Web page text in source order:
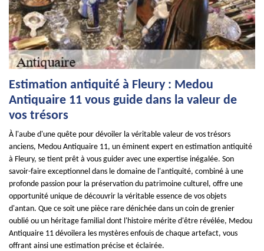
Estimation antiquité à Fleury : Medou
Antiquaire 11 vous guide dans la valeur de
vos trésors
À l'aube d'une quête pour dévoiler la véritable valeur de vos trésors
anciens, Medou Antiquaire 11, un éminent expert en estimation antiquité
à Fleury, se tient prêt à vous guider avec une expertise inégalée. Son
savoir-faire exceptionnel dans le domaine de l'antiquité, combiné à une
profonde passion pour la préservation du patrimoine culturel, offre une
opportunité unique de découvrir la véritable essence de vos objets
d'antan. Que ce soit une pièce rare dénichée dans un coin de grenier
oublié ou un héritage familial dont l'histoire mérite d'être révélée, Medou
Antiquaire 11 dévoilera les mystères enfouis de chaque artefact, vous
offrant ainsi une estimation précise et éclairée.